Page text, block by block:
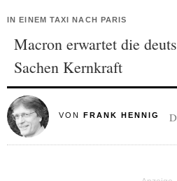
IN EINEM TAXI NACH PARIS
Macron erwartet die
Sachen Kernkraft
VON FRANK HENNIG